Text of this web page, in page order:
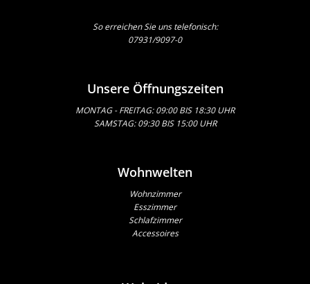
So erreichen Sie uns telefonisch:
07931/9097-0
Unsere Öffnungszeiten
MONTAG - FREITAG: 09:00 BIS 18:30 UHR
SAMSTAG: 09:30 BIS 15:00 UHR
Wohnwelten
Wohnzimmer
Esszimmer
Schlafzimmer
Accessoires